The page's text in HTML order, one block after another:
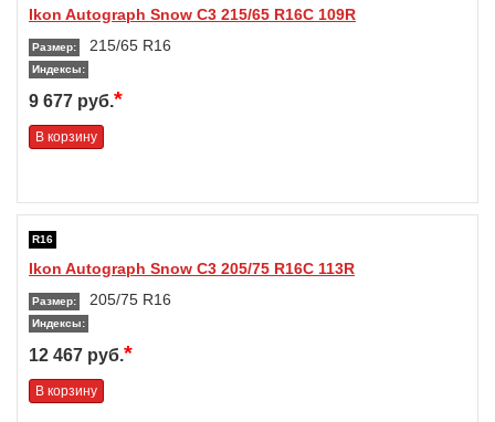
Ikon Autograph Snow C3 215/65 R16C 109R
Размер: 215/65 R16
Индексы:
9 677 руб.*
В корзину
R16
Ikon Autograph Snow C3 205/75 R16C 113R
Размер: 205/75 R16
Индексы:
12 467 руб.*
В корзину